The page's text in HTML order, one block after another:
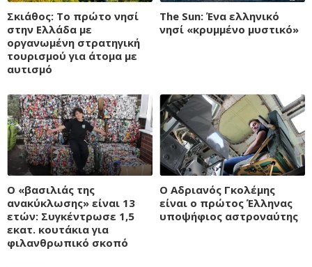
Σκιάθος: Το πρώτο νησί
στην Ελλάδα με
οργανωμένη στρατηγική
τουρισμού για άτομα με
αυτισμό
The Sun: Ένα ελληνικό
νησί «κρυμμένο μυστικό»
Ο «βασιλιάς της
ανακύκλωσης» είναι 13
ετών: Συγκέντρωσε 1,5
εκατ. κουτάκια για
φιλανθρωπικό σκοπό
Ο Αδριανός Γκολέμης
είναι ο πρώτος Έλληνας
υποψήφιος αστροναύτης